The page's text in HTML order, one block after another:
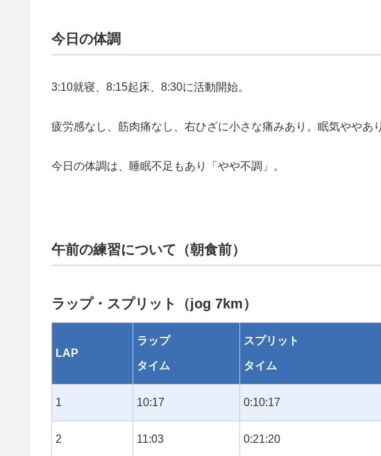
今日の体調
3:10就寝、8:15起床、8:30に活動開始。
疲労感なし、筋肉痛なし、右ひざに小さな痛みあり。眠気ややあ
今日の体調は、睡眠不足もあり「やや不調」。
午前の練習について（朝食前）
ラップ・スプリット（jog 7km）
LAP
ラップ
タイム
スプリット
タイム
1 10:17 0:10:17
2 11:03 0:21:20